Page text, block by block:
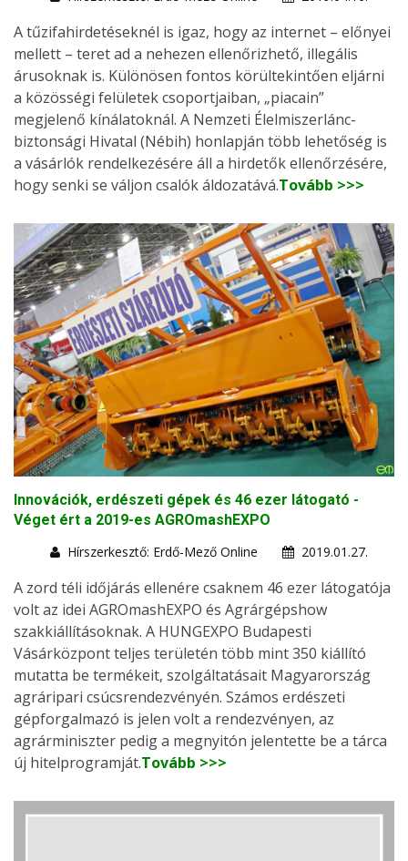
A tűzifahirdetéseknél is igaz, hogy az internet – előnyei
mellett – teret ad a nehezen ellenőrizhető, illegális
árusoknak is. Különösen fontos körültekintően eljárni
a közösségi felületek csoportjaiban, „piacain”
megjelenő kínálatoknál. A Nemzeti Élelmiszerlánc-
biztonsági Hivatal (Nébih) honlapján több lehetőség is
a vásárlók rendelkezésére áll a hirdetők ellenőrzésére,
hogy senki se váljon csalók áldozatává.Tovább >>>
Innovációk, erdészeti gépek és 46 ezer látogató -
Véget ért a 2019-es AGROmashEXPO
Hírszerkesztő: Erdő-Mező Online
2019.01.27.
A zord téli időjárás ellenére csaknem 46 ezer látogatója
volt az idei AGROmashEXPO és Agrárgépshow
szakkiállításoknak. A HUNGEXPO Budapesti
Vásárközpont teljes területén több mint 350 kiállító
mutatta be termékeit, szolgáltatásait Magyarország
agráripari csúcsrendezvényén. Számos erdészeti
gépforgalmazó is jelen volt a rendezvényen, az
agrárminiszter pedig a megnyitón jelentette be a tárca
új hitelprogramját.Tovább >>>